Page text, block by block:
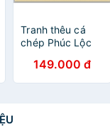
Tranh thêu cá
chép Phúc Lộc
AL53569_Chưa
thêu
149.000 đ